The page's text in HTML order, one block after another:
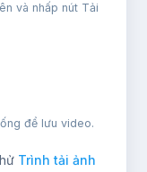
và nhấp nút Tải
để lưu video.
Trình tải ảnh